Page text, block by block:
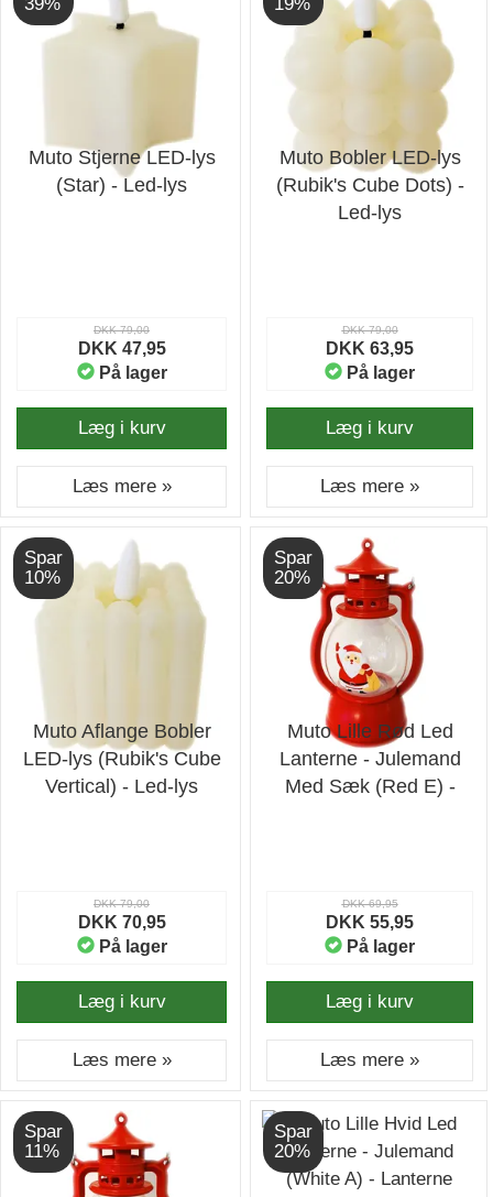
Muto Stjerne LED-lys
(Star) - Led-lys
DKK 79,00
DKK 47,95
På lager
Læg i kurv
Læs mere »
Muto Bobler LED-lys
(Rubik's Cube Dots) -
Led-lys
DKK 79,00
DKK 63,95
På lager
Læg i kurv
Læs mere »
Spar
10%
Muto Aflange Bobler
LED-lys (Rubik's Cube
Vertical) - Led-lys
DKK 79,00
DKK 70,95
På lager
Læg i kurv
Læs mere »
Spar
20%
Muto Lille Rød Led
Lanterne - Julemand
Med Sæk (Red E) -
DKK 69,95
DKK 55,95
På lager
Læg i kurv
Læs mere »
Spar
11%
Spar
20%